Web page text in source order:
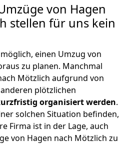
von Hagen
stellen für uns kein
einen Umzug von
zu planen. Manchmal
Mötzlich aufgrund von
plötzlichen
organisiert werden.
solchen Situation befinden,
Firma ist in der Lage, auch
von Hagen nach Mötzlich zu